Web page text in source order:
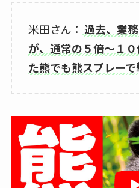
米田さん： 過去、業
が、通常の５倍～１
た熊でも熊スプレー